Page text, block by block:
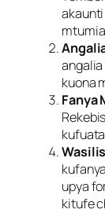
akaunti
angalia
kuona
Fanya
upya
kitufe